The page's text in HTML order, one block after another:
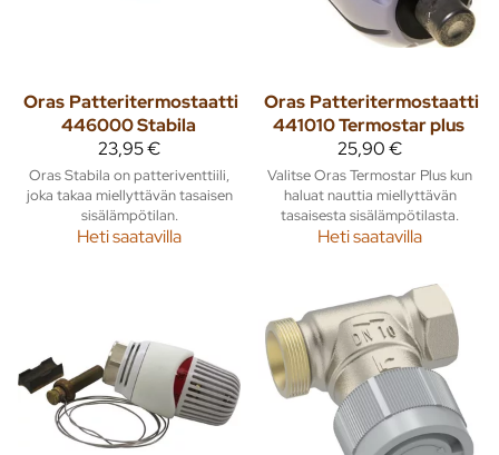
Oras Patteritermostaatti
446000 Stabila
23,95 €
Oras Stabila on patteriventtiili,
joka takaa miellyttävän tasaisen
sisälämpötilan.
Heti saatavilla
Oras Patteritermostaatti
441010 Termostar plus
25,90 €
Valitse Oras Termostar Plus kun
haluat nauttia miellyttävän
tasaisesta sisälämpötilasta.
Heti saatavilla